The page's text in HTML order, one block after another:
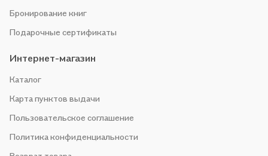
Бронирование книг
Подарочные сертификаты
Интернет-магазин
Каталог
Карта пунктов выдачи
Пользовательское соглашение
Политика конфиденциальности